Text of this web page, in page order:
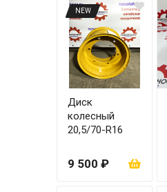
NEW
Диск
колесный
20,5/70-R16
9 500 ₽